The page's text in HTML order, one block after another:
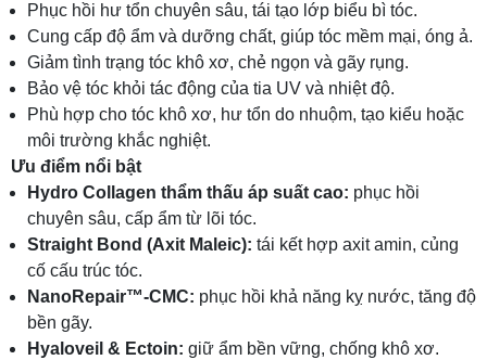
Phục hồi hư tổn chuyên sâu, tái tạo lớp biểu bì tóc.
Cung cấp độ ẩm và dưỡng chất, giúp tóc mềm mại, óng ả.
Giảm tình trạng tóc khô xơ, chẻ ngọn và gãy rụng.
Bảo vệ tóc khỏi tác động của tia UV và nhiệt độ.
Phù hợp cho tóc khô xơ, hư tổn do nhuộm, tạo kiểu hoặc
môi trường khắc nghiệt.
Ưu điểm nổi bật
Hydro Collagen thẩm thấu áp suất cao: phục hồi
chuyên sâu, cấp ẩm từ lõi tóc.
Straight Bond (Axit Maleic): tái kết hợp axit amin, củng
cố cấu trúc tóc.
NanoRepair™-CMC: phục hồi khả năng kỵ nước, tăng độ
bền gãy.
Hyaloveil & Ectoin: giữ ẩm bền vững, chống khô xơ.